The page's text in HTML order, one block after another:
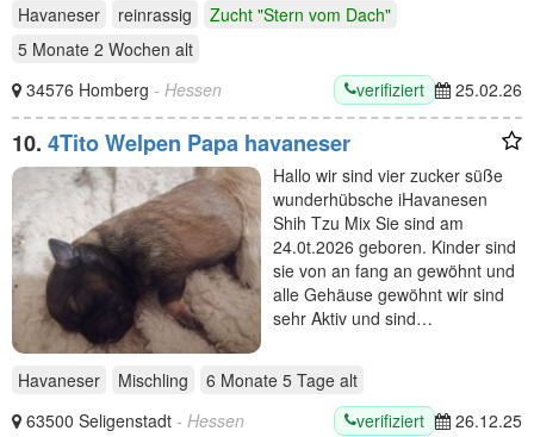
Havaneser
reinrassig
Zucht "Stern vom Dach"
5 Monate 2 Wochen alt
34576 Homberg - Hessen verifiziert 25.02.26
10. 4Tito Welpen Papa havaneser
Hallo wir sind vier zucker süße
wunderhübsche iHavanesen
Shih Tzu Mix Sie sind am
24.0t.2026 geboren. Kinder sind
sie von an fang an gewöhnt und
alle Gehäuse gewöhnt wir sind
sehr Aktiv und sind…
Havaneser Mischling 6 Monate 5 Tage alt
63500 Seligenstadt - Hessen verifiziert 26.12.25